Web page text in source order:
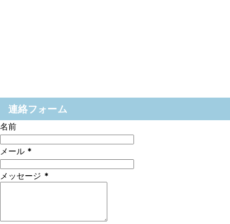
連絡フォーム
名前
メール *
メッセージ *